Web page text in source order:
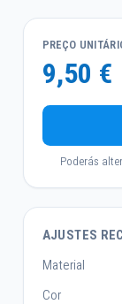
PREÇO
9,50 €
Poderás
AJUSTES
Material
Cor